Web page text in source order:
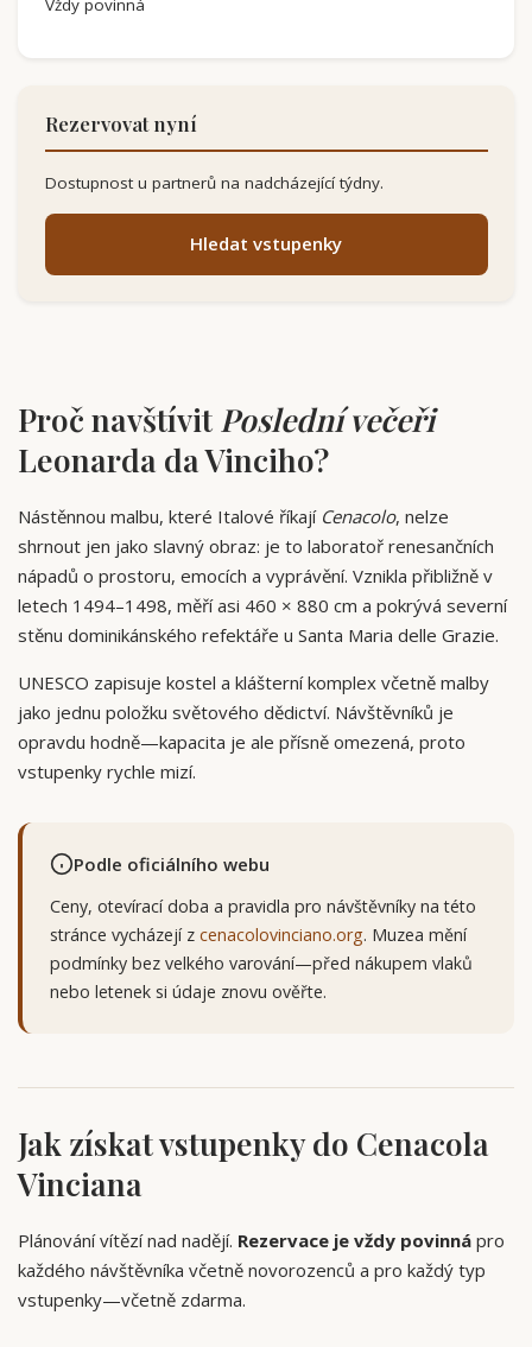
Proč navštívit Poslední večeři
Leonarda da Vinciho?
Nástěnnou malbu, které Italové říkají Cenacolo, nelze
shrnout jen jako slavný obraz: je to laboratoř renesančních
nápadů o prostoru, emocích a vyprávění. Vznikla přibližně v
letech 1494–1498, měří asi 460 × 880 cm a pokrývá severní
stěnu dominikánského refektáře u Santa Maria delle Grazie.
UNESCO zapisuje kostel a klášterní komplex včetně malby
jako jednu položku světového dědictví. Návštěvníků je
opravdu hodně—kapacita je ale přísně omezená, proto
vstupenky rychle mizí.
Podle oficiálního webu
Ceny, otevírací doba a pravidla pro návštěvníky na této
stránce vycházejí z cenacolovinciano.org. Muzea mění
podmínky bez velkého varování—před nákupem vlaků
nebo letenek si údaje znovu ověřte.
Jak získat vstupenky do Cenacola
Vinciana
Plánování vítězí nad nadějí. Rezervace je vždy povinná pro
každého návštěvníka včetně novorozenců a pro každý typ
vstupenky—včetně zdarma.
Vždy povinná
Rezervovat nyní
Dostupnost u partnerů na nadcházející týdny.
Hledat vstupenky